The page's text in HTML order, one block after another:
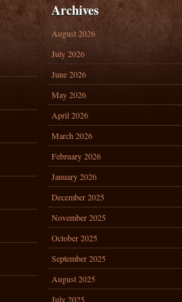
Archives
August 2026
July 2026
June 2026
May 2026
April 2026
March 2026
February 2026
January 2026
December 2025
November 2025
October 2025
September 2025
August 2025
July 2025